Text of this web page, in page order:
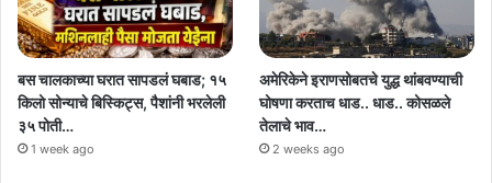
बस चालकाच्या घरात सापडलं घबाड; १५
किलो सोन्याचे बिस्किट्स, पैशांनी भरलेली
३५ पोती…
1 week ago
अमेरिकेने इराणसोबतचे युद्ध थांबवण्याची
घोषणा करताच धाड.. धाड.. कोसळले
तेलाचे भाव…
2 weeks ago